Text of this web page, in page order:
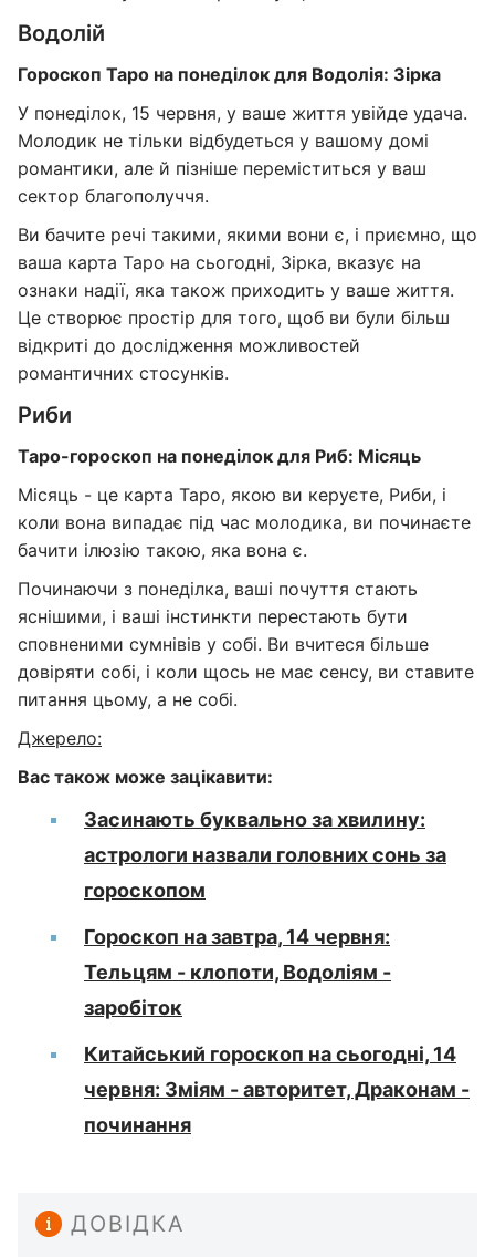
Водолій
Гороскоп Таро на понеділок для Водолія: Зірка
У понеділок, 15 червня, у ваше життя увійде удача.
Молодик не тільки відбудеться у вашому домі
романтики, але й пізніше переміститься у ваш
сектор благополуччя.
Ви бачите речі такими, якими вони є, і приємно, що
ваша карта Таро на сьогодні, Зірка, вказує на
ознаки надії, яка також приходить у ваше життя.
Це створює простір для того, щоб ви були більш
відкриті до дослідження можливостей
романтичних стосунків.
Риби
Таро-гороскоп на понеділок для Риб: Місяць
Місяць - це карта Таро, якою ви керуєте, Риби, і
коли вона випадає під час молодика, ви починаєте
бачити ілюзію такою, яка вона є.
Починаючи з понеділка, ваші почуття стають
яснішими, і ваші інстинкти перестають бути
сповненими сумнівів у собі. Ви вчитеся більше
довіряти собі, і коли щось не має сенсу, ви ставите
питання цьому, а не собі.
Джерело:
Вас також може зацікавити:
Засинають буквально за хвилину:
астрологи назвали головних сонь за
гороскопом
Гороскоп на завтра, 14 червня:
Тельцям - клопоти, Водоліям -
заробіток
Китайський гороскоп на сьогодні, 14
червня: Зміям - авторитет, Драконам -
починання
ДОВІДКА